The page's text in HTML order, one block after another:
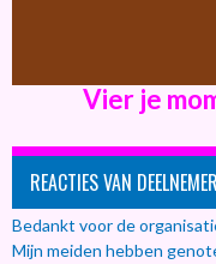
Vier je
REACTIES VAN
Bedankt voor de
Mijn meiden hebben